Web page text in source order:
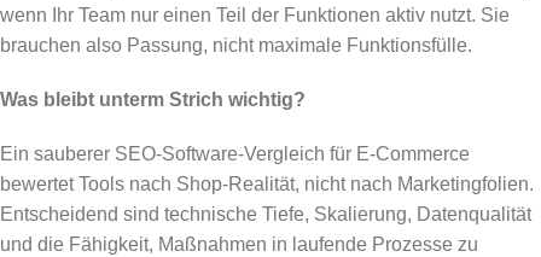
wenn Ihr Team nur einen Teil der Funktionen aktiv nutzt. Sie
brauchen also Passung, nicht maximale Funktionsfülle.
Was bleibt unterm Strich wichtig?
Ein sauberer SEO-Software-Vergleich für E-Commerce
bewertet Tools nach Shop-Realität, nicht nach Marketingfolien.
Entscheidend sind technische Tiefe, Skalierung, Datenqualität
und die Fähigkeit, Maßnahmen in laufende Prozesse zu